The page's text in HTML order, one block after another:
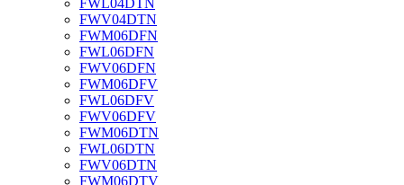
FWL04DTN
FWV04DTN
FWM06DFN
FWL06DFN
FWV06DFN
FWM06DFV
FWL06DFV
FWV06DFV
FWM06DTN
FWL06DTN
FWV06DTN
FWM06DTV